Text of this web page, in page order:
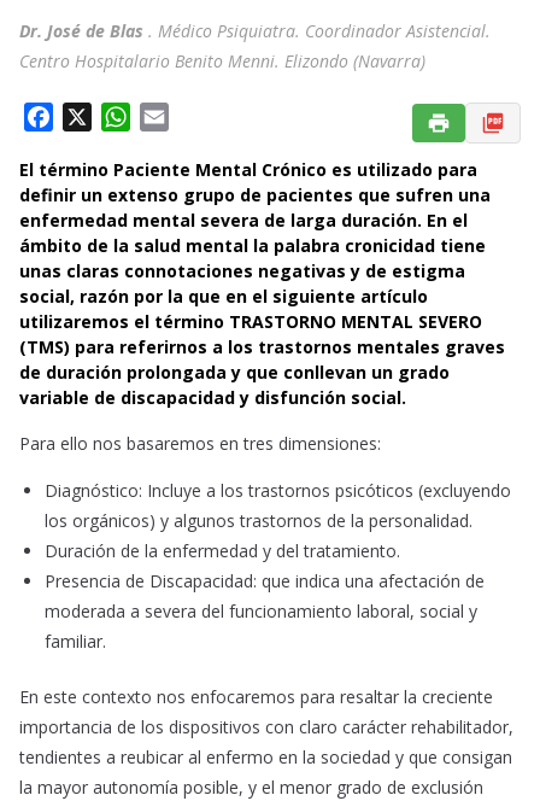
Dr. José de Blas . Médico Psiquiatra. Coordinador Asistencial.
Centro Hospitalario Benito Menni. Elizondo (Navarra)
c
e
b
o
o
k
W
a
t
s
A
p
p
a
i
l
El término Paciente Mental Crónico es utilizado para
definir un extenso grupo de pacientes que sufren una
enfermedad mental severa de larga duración. En el
ámbito de la salud mental la palabra cronicidad tiene
unas claras connotaciones negativas y de estigma
social, razón por la que en el siguiente artículo
utilizaremos el término TRASTORNO MENTAL SEVERO
(TMS) para referirnos a los trastornos mentales graves
de duración prolongada y que conllevan un grado
variable de discapacidad y disfunción social.
Para ello nos basaremos en tres dimensiones:
Diagnóstico: Incluye a los trastornos psicóticos (excluyendo
los orgánicos) y algunos trastornos de la personalidad.
Duración de la enfermedad y del tratamiento.
Presencia de Discapacidad: que indica una afectación de
moderada a severa del funcionamiento laboral, social y
familiar.
En este contexto nos enfocaremos para resaltar la creciente
importancia de los dispositivos con claro carácter rehabilitador,
tendientes a reubicar al enfermo en la sociedad y que consigan
la mayor autonomía posible, y el menor grado de exclusión